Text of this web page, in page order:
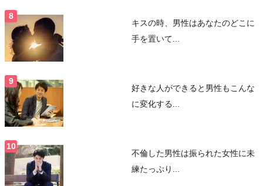
キスの時、男性はあなたのどこに
手を置いて...
好きな人ができると男性もこんな
に変化する...
不倫した男性は振られた女性に未
練たっぷり...